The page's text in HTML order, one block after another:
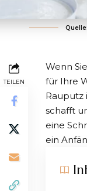
TEILEN
Wenn
für Ihre
Rauputz
schafft
eine
ein